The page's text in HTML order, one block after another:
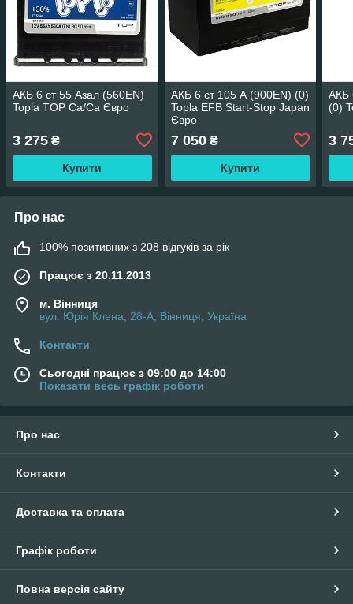
АКБ 6 ст 55 Азал (560EN)
Topla TOP Ca/Ca Євро
3 275 ₴
Купити
АКБ 6 ст 105 А (900EN) (0)
Topla EFB Start-Stop Japan
Євро
7 050₴
Купити
АКБ
(0)
3
Про нас
100% позитивних з 208 відгуків за рік
Працює з 20.11.2013
м. Вінниця
вул. Юрія Клена, 28-А, Вінниця, Україна
Контакти
Сьогодні працює з 09:00 до 14:00
Показати весь графік роботи
Про нас
Контакти
Доставка та оплата
Графік роботи
Повна версія сайту